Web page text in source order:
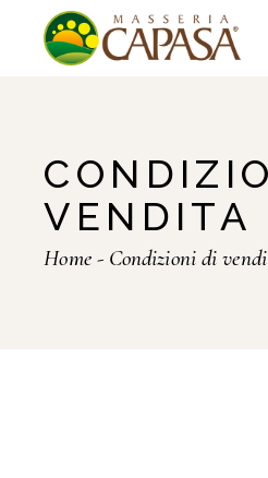
content
VENDITA
Home Condizioni di